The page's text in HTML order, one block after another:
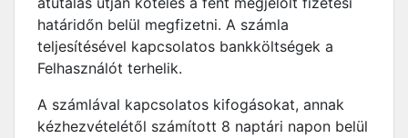
határidőn belül megfizetni. A számla
teljesítésével kapcsolatos bankköltségek a
Felhasználót terhelik.
A számlával kapcsolatos kifogásokat, annak
kézhezvételétől számított 8 naptári napon belül